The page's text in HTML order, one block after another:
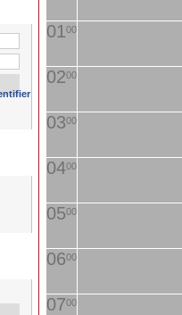
0100
0200
0300
0400
0500
0600
0700